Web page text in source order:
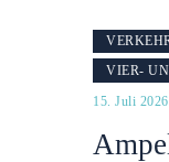
VIER-
15. Juli 2026